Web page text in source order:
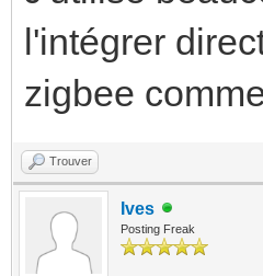
l'intégrer
zigbee
Trouver
Ives
Posting Freak